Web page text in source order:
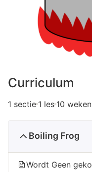
Curriculum
1 sectie 1 les 10 weken
Boiling Frog
Wordt Geen